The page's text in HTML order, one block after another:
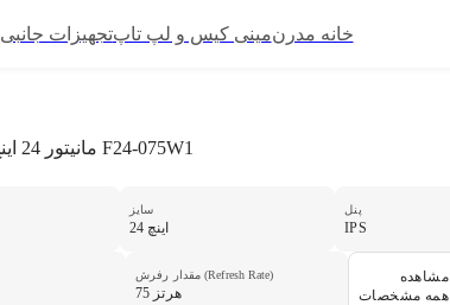
تجهیزات جانبیمینی کیس و لپ تاپخانه مدرن
مانیتور 24 اینچ فاطر مدل F24-075W1
سایز
24 اینچ
پنل
IPS
مقدار رفرش (Refresh Rate)
75 هرتز
مشاهده
همه مشخصات